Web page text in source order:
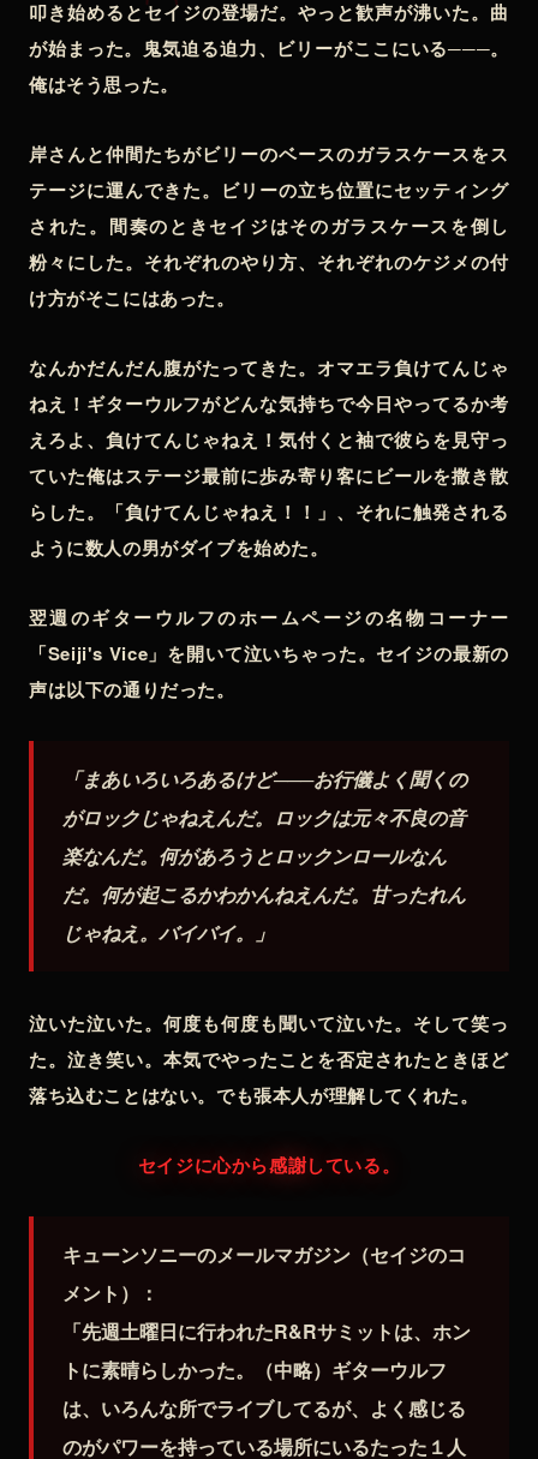
叩き始めるとセイジの登場だ。やっと歓声が沸いた。曲
が始まった。鬼気迫る迫力、ビリーがここにいる───。
俺はそう思った。
岸さんと仲間たちがビリーのベースのガラスケースをス
テージに運んできた。ビリーの立ち位置にセッティング
された。間奏のときセイジはそのガラスケースを倒し
粉々にした。それぞれのやり方、それぞれのケジメの付
け方がそこにはあった。
なんかだんだん腹がたってきた。オマエラ負けてんじゃ
ねえ！ギターウルフがどんな気持ちで今日やってるか考
えろよ、負けてんじゃねえ！気付くと袖で彼らを見守っ
ていた俺はステージ最前に歩み寄り客にビールを撒き散
らした。「負けてんじゃねえ！！」、それに触発される
ように数人の男がダイブを始めた。
翌週のギターウルフのホームページの名物コーナー
「Seiji's Vice」を開いて泣いちゃった。セイジの最新の
声は以下の通りだった。
「まあいろいろあるけど───お行儀よく聞くの
がロックじゃねえんだ。ロックは元々不良の音
楽なんだ。何があろうとロックンロールなん
だ。何が起こるかわかんねえんだ。甘ったれん
じゃねえ。バイバイ。」
泣いた泣いた。何度も何度も聞いて泣いた。そして笑っ
た。泣き笑い。本気でやったことを否定されたときほど
落ち込むことはない。でも張本人が理解してくれた。
セイジに心から感謝している。
キューンソニーのメールマガジン（セイジのコ
メント）：
「先週土曜日に行われたR&Rサミットは、ホン
トに素晴らしかった。（中略）ギターウルフ
は、いろんな所でライブしてるが、よく感じる
のがパワーを持っている場所にいるたった１人